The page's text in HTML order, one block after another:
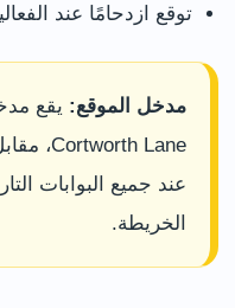
توقع ازدحامًا عند
مدخل الموقع: يقع
عند جميع البوابات
الخريطة.